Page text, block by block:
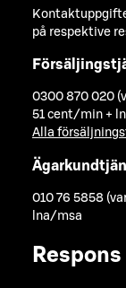
på respektive
0300 870 020
51 cent/min +
Alla
010 76 5858
lna/msa
Respons